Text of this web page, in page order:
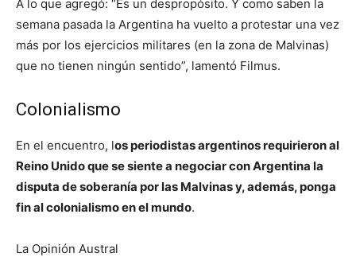
A lo que agregó: “Es un despropósito. Y como saben la
semana pasada la Argentina ha vuelto a protestar una vez
más por los ejercicios militares (en la zona de Malvinas)
que no tienen ningún sentido”, lamentó Filmus.
Colonialismo
En el encuentro, los periodistas argentinos requirieron al
Reino Unido que se siente a negociar con Argentina la
disputa de soberanía por las Malvinas y, además, ponga
fin al colonialismo en el mundo.
La Opinión Austral